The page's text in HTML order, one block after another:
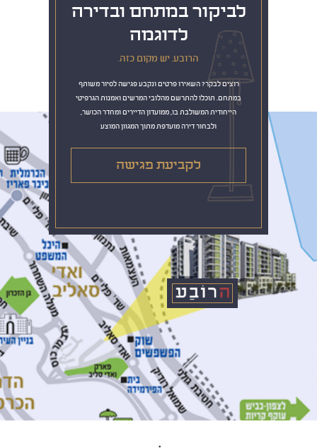
לביקור במתחם ובדירה
לדוגמה
הרובע. יש מקום כזה.
רוצים לבקר? השאירו פרטים ונקבע פגישה לסיור משותף
במתחם. תוכלו להתרשם מהלובי המרשים ואמנות הגרפיטי
הייחודית המשולבת בו, ממועדון הדיירים ומחדר הכושר,
ולבחור דירה מועדפת מתוך המגוון המוצע
לקביעת פגישה